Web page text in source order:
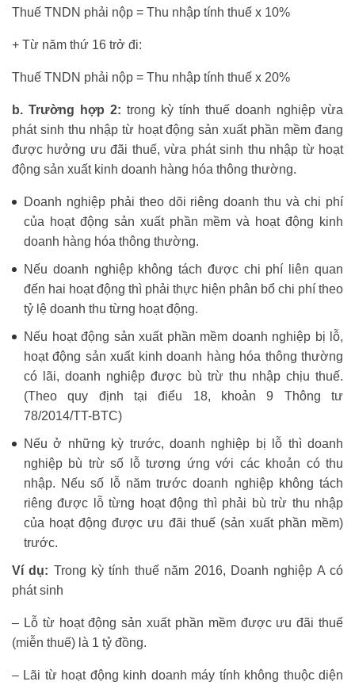
Thuế TNDN phải nộp = Thu nhập tính thuế x 10%
+ Từ năm thứ 16 trở đi:
Thuế TNDN phải nộp = Thu nhập tính thuế x 20%
b. Trường hợp 2: trong kỳ tính thuế doanh nghiệp vừa
phát sinh thu nhập từ hoạt động sản xuất phần mềm đang
được hưởng ưu đãi thuế, vừa phát sinh thu nhập từ hoạt
động sản xuất kinh doanh hàng hóa thông thường.
Doanh nghiệp phải theo dõi riêng doanh thu và chi phí
của hoạt động sản xuất phần mềm và hoạt động kinh
doanh hàng hóa thông thường.
Nếu doanh nghiệp không tách được chi phí liên quan
đến hai hoạt động thì phải thực hiện phân bổ chi phí theo
tỷ lệ doanh thu từng hoạt động.
Nếu hoạt động sản xuất phần mềm doanh nghiệp bị lỗ,
hoạt động sản xuất kinh doanh hàng hóa thông thường
có lãi, doanh nghiệp được bù trừ thu nhập chịu thuế.
(Theo quy định tại điểu 18, khoản 9 Thông tư
78/2014/TT-BTC)
Nếu ở những kỳ trước, doanh nghiệp bị lỗ thì doanh
nghiệp bù trừ số lỗ tương ứng với các khoản có thu
nhập. Nếu số lỗ năm trước doanh nghiệp không tách
riêng được lỗ từng hoạt động thì phải bù trừ thu nhập
của hoạt động được ưu đãi thuế (sản xuất phần mềm)
trước.
Ví dụ: Trong kỳ tính thuế năm 2016, Doanh nghiệp A có
phát sinh
– Lỗ từ hoạt động sản xuất phần mềm được ưu đãi thuế
(miễn thuế) là 1 tỷ đồng.
– Lãi từ hoạt động kinh doanh máy tính không thuộc diện